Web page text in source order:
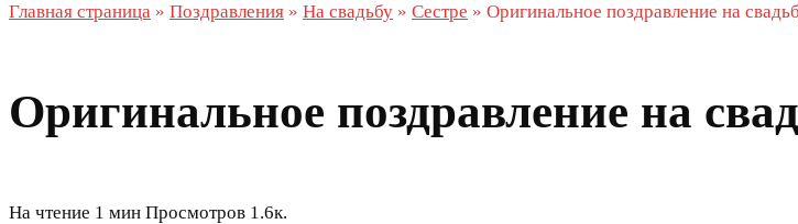
Главная страница » Поздравления » На свадьбу » Сестре » Оригинальное поздравление на
Оригинальное поздравление на
На чтение 1 мин Просмотров 1.6к.